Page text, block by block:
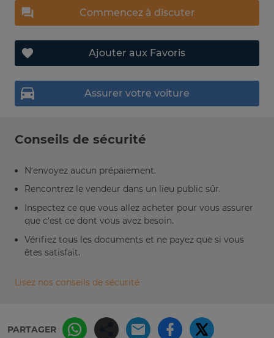
Commencez à discuter
Ajouter aux Favoris
Assurer votre voiture
Conseils de sécurité
N’envoyez aucun prépaiement.
Rencontrez le vendeur dans un lieu public sûr.
Inspectez ce que vous allez acheter pour vous assurer
que c’est ce dont vous avez besoin.
Vérifiez tous les documents et ne payez que si vous
êtes satisfait.
Lisez nos conseils de sécurité
PARTAGER